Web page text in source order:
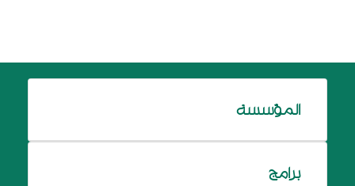
المؤسسة
برامج